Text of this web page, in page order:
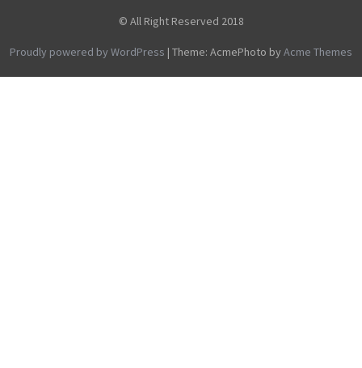
© All Right Reserved 2018
Proudly powered by WordPress | Theme: AcmePhoto by Acme Themes